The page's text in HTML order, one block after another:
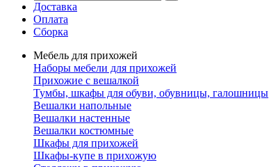
Доставка
Оплата
Сборка
Мебель для прихожей
Наборы мебели для прихожей
Прихожие с вешалкой
Тумбы, шкафы для обуви, обувницы, галошницы
Вешалки напольные
Вешалки настенные
Вешалки костюмные
Шкафы для прихожей
Шкафы-купе в прихожую